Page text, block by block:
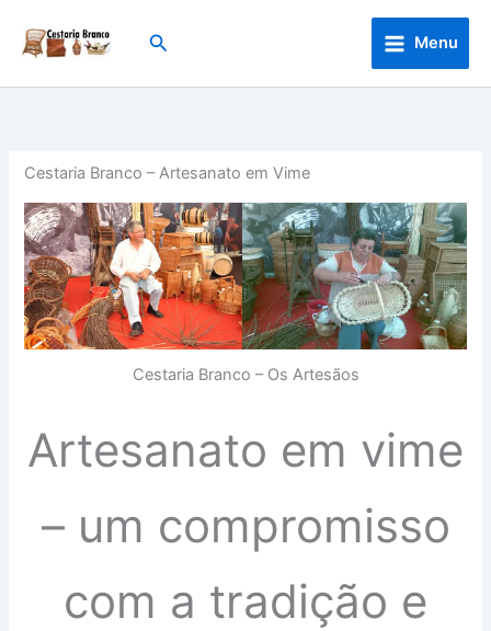
content
Search Menu
Cestaria Branco – Artesanato em Vime
Cestaria Branco – Os Artesãos
Artesanato em vime
– um compromisso
com a tradição e